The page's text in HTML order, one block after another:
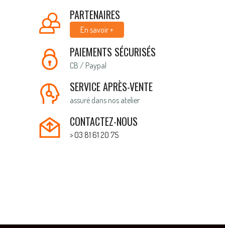
PARTENAIRES
En savoir +
PAIEMENTS SÉCURISÉS
CB / Paypal
SERVICE APRÈS-VENTE
assuré dans nos atelier
CONTACTEZ-NOUS
> 03 81 61 20 75